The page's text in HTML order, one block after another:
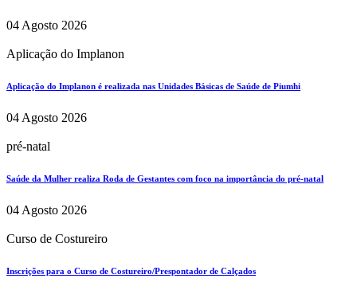
04 Agosto 2026
Aplicação do Implanon
Aplicação do Implanon é realizada nas Unidades Básicas de Saúde de Piumhi
04 Agosto 2026
pré-natal
Saúde da Mulher realiza Roda de Gestantes com foco na importância do pré-natal
04 Agosto 2026
Curso de Costureiro
Inscrições para o Curso de Costureiro/Prespontador de Calçados